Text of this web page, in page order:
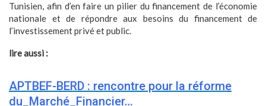
Tunisien, afin d’en faire un pilier du financement de l’économie
nationale et de répondre aux besoins du financement de
l’investissement privé et public.
lire aussi :
APTBEF-BERD : rencontre pour la réforme
du_Marché_Financier…